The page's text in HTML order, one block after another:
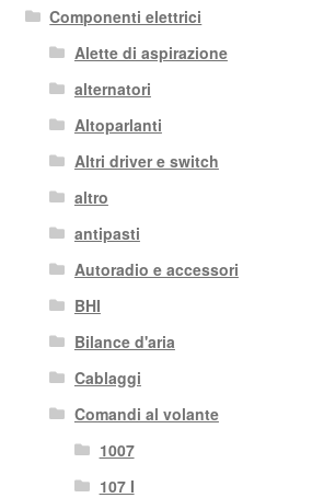
Componenti elettrici
Alette di aspirazione
alternatori
Altoparlanti
Altri driver e switch
altro
antipasti
Autoradio e accessori
BHI
Bilance d'aria
Cablaggi
Comandi al volante
1007
107 I